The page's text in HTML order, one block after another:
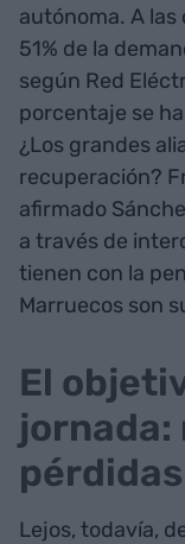
autónoma. A las
51% de la
según Red
porcentaje se
¿Los grandes
recuperación?
afirmado
a través de
tienen con la
Marruecos son
El
Lejos, todavía,